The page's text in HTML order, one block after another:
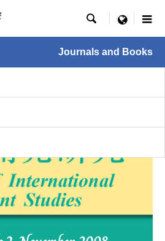
 menu
Journals and Books